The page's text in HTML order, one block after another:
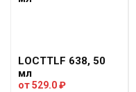
LOCTTLF 638, 50
мл
от529.0₽